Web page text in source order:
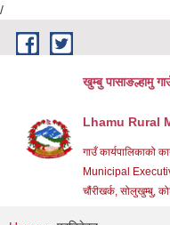
/
Skip to main content
खुम्बु पासाङल्हामु
Lhamu Rural
गाउँ कार्यपालिकाको
Municipal
चौंरीखर्क, सोलुखुम्बु,